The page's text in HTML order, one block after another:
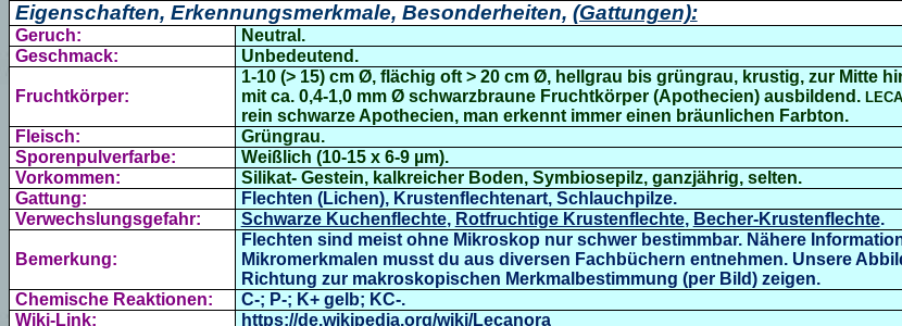
Eigenschaften, Erkennungsmerkmale, Besonderheiten, (Gattungen):
Geruch:
Neutral.
Geschmack:
Unbedeutend.
Fruchtkörper:
1-10 (> 15) cm Ø, flächig oft > 20 cm Ø, hellgrau bis grüngrau, krustig, zur Mitte
mit ca. 0,4-1,0 mm Ø schwarzbraune Fruchtkörper (Apothecien) ausbildend.
rein schwarze Apothecien, man erkennt immer einen bräunlichen Farbton.
Fleisch:
Grüngrau.
Sporenpulverfarbe:
Weißlich (10-15 x 6-9 µm).
Vorkommen:
Silikat- Gestein, kalkreicher Boden, Symbiosepilz, ganzjährig, selten.
Gattung:
Flechten (Lichen), Krustenflechtenart, Schlauchpilze.
Verwechslungsgefahr:
Schwarze Kuchenflechte, Rotfruchtige Krustenflechte, Becher-Krustenflechte.
Bemerkung:
Flechten sind meist ohne Mikroskop nur schwer bestimmbar. Nähere
Mikromerkmalen musst du aus diversen Fachbüchern entnehmen. Unsere
Richtung zur makroskopischen Merkmalbestimmung (per Bild) zeigen.
Chemische Reaktionen:
C-; P-; K+ gelb; KC-.
Wiki-Link:
https://de.wikipedia.org/wiki/Lecanora